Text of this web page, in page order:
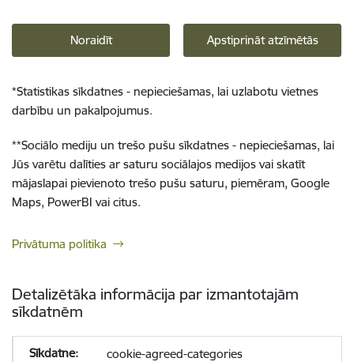
Noraidīt Apstiprināt atzīmētās
*Statistikas sīkdatnes - nepieciešamas, lai uzlabotu vietnes
darbību un pakalpojumus.
**Sociālo mediju un trešo pušu sīkdatnes - nepieciešamas, lai
Jūs varētu dalīties ar saturu sociālajos medijos vai skatīt
mājaslapai pievienoto trešo pušu saturu, piemēram, Google
Maps, PowerBI vai citus.
Privātuma politika
Detalizētāka informācija par izmantotajām
sīkdatnēm
cookie-agreed-categories